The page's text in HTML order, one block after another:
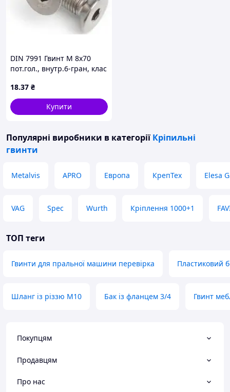
DIN 7991 Гвинт М 8х70
пот.гол., внутр.6-гран, клас
оцинкований
18.37 ₴
Купити
Популярні виробники в категорії Кріпильні
гвинти
Metalvis APRO Европа КрепТех Elesa
VAG Spec Wurth Кріплення 1000+1
ТОП теги
Гвинти для пральної машини перевірка Пластиковий
Шланг із різзю M10 Бак із фланцем 3/4 Гвинт
Покупцям
Продавцям
Про нас